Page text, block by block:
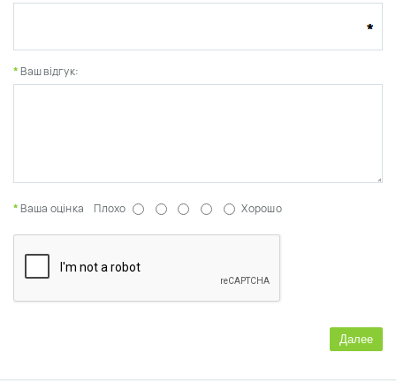
Ваш відгук:
Ваша оцінка Плохо Хорошо
Далее